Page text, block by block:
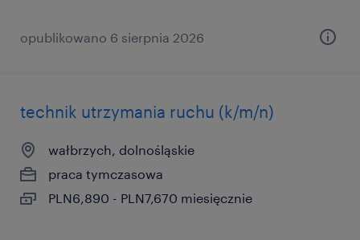
opublikowano 6 sierpnia 2026
technik utrzymania ruchu (k/m/n)
wałbrzych, dolnośląskie
praca tymczasowa
PLN6,890 - PLN7,670 miesięcznie